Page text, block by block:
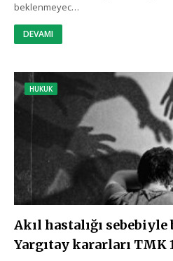
beklenmeyec…
DEVAMI
HUKUK
Akıl hastalığı sebebiyle
Yargıtay kararları TMK